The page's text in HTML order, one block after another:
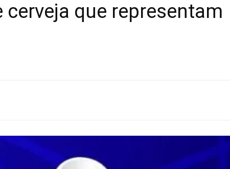
cerveja que representam